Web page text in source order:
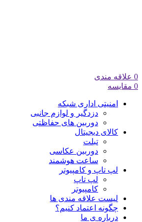
0 علاقه مندی
0 مقایسه
امنیتی اداری شبکه
دزدگیر و لوازم جانبی
دوربین های حفاظتی
کالای دیجیتال
تبلت
دوربین عکاسی
ساعت هوشمند
لپ تاپ و کامپیوتر
لپ تاپ
کامپیوتر
لیست علاقه مندی ها
چگونه اعتماد کنیم؟
درباره ی ما